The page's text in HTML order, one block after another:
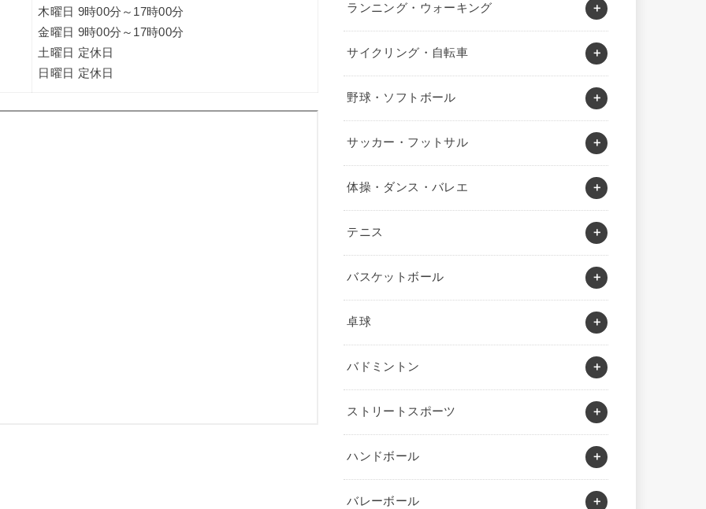
木曜日 9時00分～17時00分
金曜日 9時00分～17時00分
土曜日 定休日
日曜日 定休日
ランニング・ウォーキング
サイクリング・自転車
野球・ソフトボール
サッカー・フットサル
体操・ダンス・バレエ
テニス
バスケットボール
卓球
バドミントン
ストリートスポーツ
ハンドボール
バレーボール